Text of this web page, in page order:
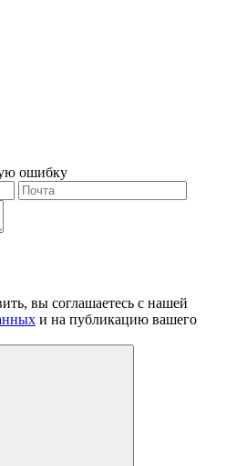
ошибку
вы соглашаетесь с нашей
и на публикацию вашего